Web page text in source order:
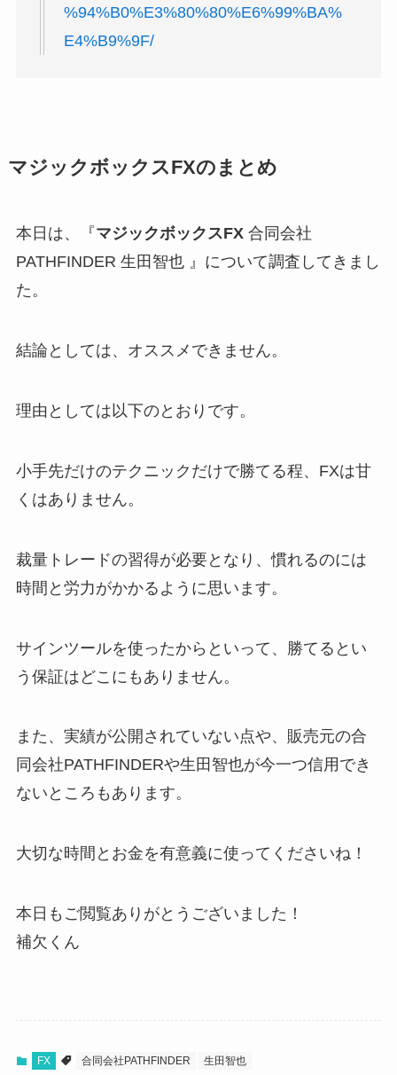
%94%B0%E3%80%80%E6%99%BA%
E4%B9%9F/
マジックボックスFXのまとめ
本日は、『マジックボックスFX 合同会社
PATHFINDER 生田智也 』について調査してきまし
た。
結論としては、 オススメできません。
理由としては以下のとおりです。
小手先だけのテクニックだけで勝てる程、FXは甘
くはありません。
裁量トレードの習得が必要となり、慣れるのには
時間と労力がかかるように思います。
サインツールを使ったからといって、勝てるとい
う保証はどこにもありません。
また、実績が公開されていない点や、販売元の合
同会社PATHFINDERや生田智也が今一つ信用でき
ないところもあります。
大切な時間とお金を有意義に使ってくださいね！
本日もご閲覧ありがとうございました！
補欠くん
FX 合同会社PATHFINDER 生田智也